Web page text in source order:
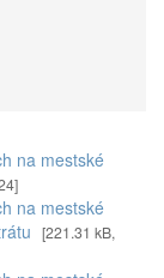
na mestské
na mestské
[221.31 kB,